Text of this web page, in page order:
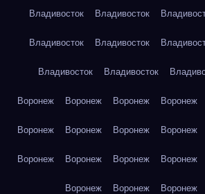
Владивосток Владивосток
Владивосток Владивосток
Владивосток Владивосток
Воронеж Воронеж Воронеж Воронеж
Воронеж Воронеж Воронеж Воронеж
Воронеж Воронеж Воронеж Воронеж
Воронеж Воронеж Воронеж